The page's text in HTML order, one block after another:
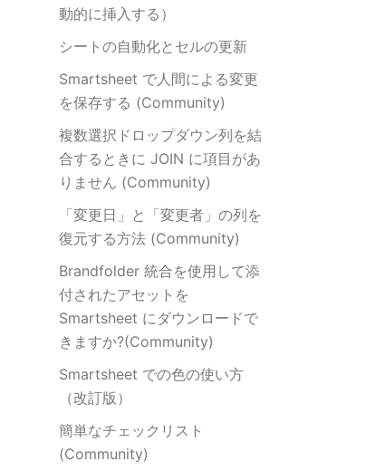
動的に挿入する）
シートの自動化とセルの更新
Smartsheet で人間による変更
を保存する (Community)
複数選択ドロップダウン列を結
合するときに JOIN に項目があ
りません (Community)
「変更日」と「変更者」の列を
復元する方法 (Community)
Brandfolder 統合を使用して添
付されたアセットを
Smartsheet にダウンロードで
きますか?(Community)
Smartsheet での色の使い方
（改訂版）
簡単なチェックリスト
(Community)